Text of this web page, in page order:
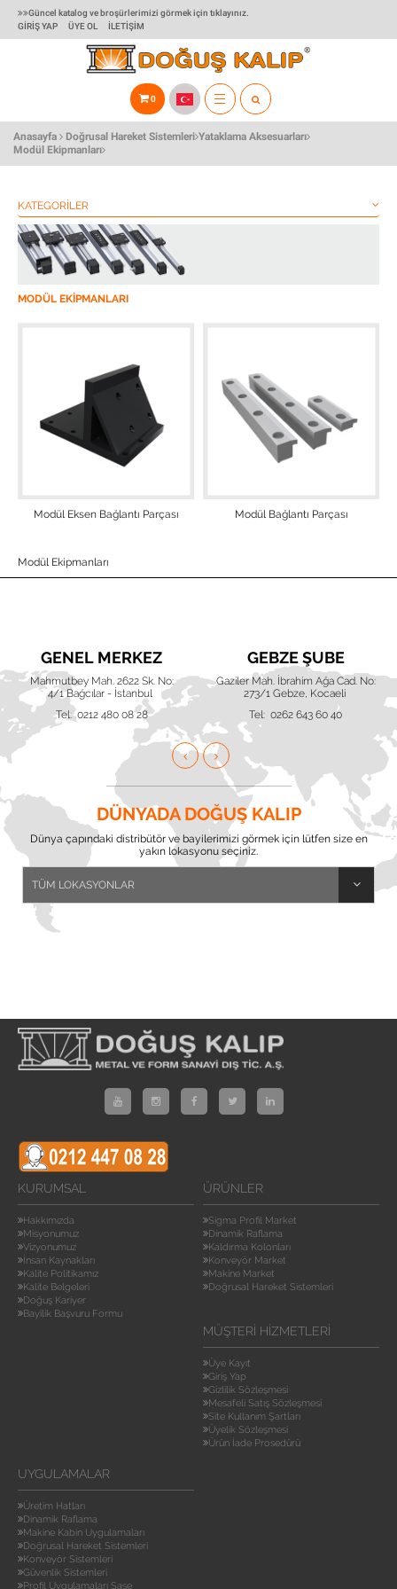
Güncel katalog ve broşürlerimizi görmek için tıklayınız.
GIRIŞ YAP
ÜYE OL İLETIŞIM
0
TOGGLE
NAVIGATION
Anasayfa Doğrusal Hareket Sistemleri Yataklama Aksesuarları
Modül Ekipmanları
KATEGORILER
MODÜL EKIPMANLARI
Modül Eksen Bağlantı Parçası Modül Bağlantı Parçası
Modül Ekipmanları
GENEL MERKEZ
Mahmutbey Mah. 2622 Sk. No:
4/1 Bağcılar - İstanbul
Tel: 0212 480 08 28
GEBZE ŞUBE
Gaziler Mah. İbrahim Ağa Cad. No:
273/1 Gebze, Kocaeli
Tel: 0262 643 60 40
DÜNYADA DOĞUŞ KALIP
Dünya çapındaki distribütör ve bayilerimizi görmek için lütfen size en
yakın lokasyonu seçiniz.
KURUMSAL
Hakkımızda
Misyonumuz
Vizyonumuz
İnsan Kaynakları
Kalite Politikamız
Kalite Belgeleri
Doğuş Kariyer
Bayilik Başvuru Formu
ÜRÜNLER
Sigma Profil Market
Dinamik Raflama
Kaldırma Kolonları
Konveyör Market
Makine Market
Doğrusal Hareket Sistemleri
MÜŞTERI HIZMETLERI
Üye Kayıt
Giriş Yap
Gizlilik Sözleşmesi
Mesafeli Satış Sözleşmesi
Site Kullanım Şartları
Üyelik Sözleşmesi
Ürün İade Prosedürü
UYGULAMALAR
Üretim Hatları
Dinamik Raflama
Makine Kabin Uygulamaları
Doğrusal Hareket Sistemleri
Konveyör Sistemleri
Güvenlik Sistemleri
Profil Uygulamaları Şase